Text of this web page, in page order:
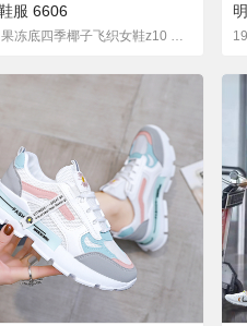
服 6606
6606 果冻底四季椰子飞织女鞋z10 附视频 大货储备